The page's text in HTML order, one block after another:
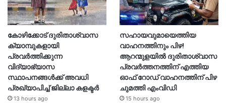
കോഴിക്കോട് ദുരിതാശ്വാസ
ക്യാമ്പുകളായി
പ്രവര്‍ത്തിക്കുന്ന
വിദ്യാഭ്യാസ
സ്ഥാപനങ്ങള്‍ക്ക് അവധി
പ്രഖ്യാപിച്ച് ജില്ലാ കളക്ടർ
13 hours ago
സഹായവുമായെത്തിയ
വാഹനത്തിനും പിഴ!
ആറന്മുളയില്‍ ദുരിതാശ്വാസ
പ്രവര്‍ത്തനത്തിന് എത്തിയ
ഓഫ് റോഡ് വാഹനത്തിന് പിഴ
ചുമത്തി എംവിഡി
15 hours ago